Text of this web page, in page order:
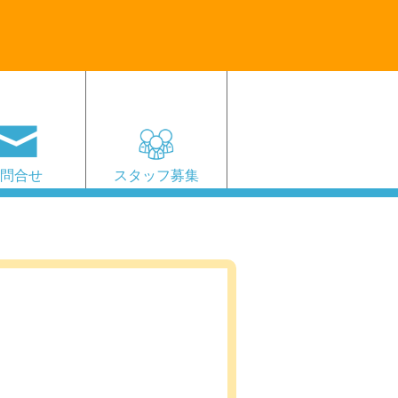
合せ スタッフ募集